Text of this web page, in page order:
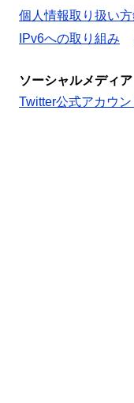
個人情報取り扱い
IPv6への取り組み
ソーシャルメディア
Twitter公式アカウン